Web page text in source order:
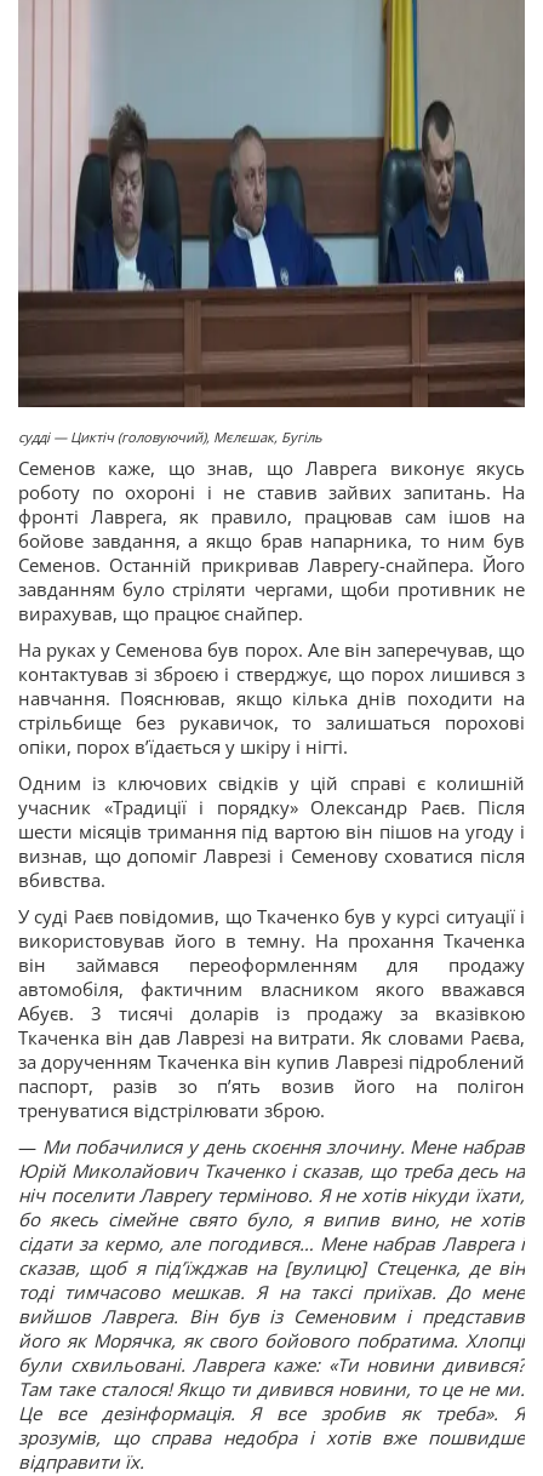
судді — Циктіч (головуючий), Мєлєшак, Бугіль
Семенов каже, що знав, що Лаврега виконує якусь
роботу по охороні і не ставив зайвих запитань. На
фронті Лаврега, як правило, працював сам ішов на
бойове завдання, а якщо брав напарника, то ним був
Семенов. Останній прикривав Лаврегу-снайпера. Його
завданням було стріляти чергами, щоби противник не
вирахував, що працює снайпер.
На руках у Семенова був порох. Але він заперечував, що
контактував зі зброєю і стверджує, що порох лишився з
навчання. Пояснював, якщо кілька днів походити на
стрільбище без рукавичок, то залишаться порохові
опіки, порох вʼїдається у шкіру і нігті.
Одним із ключових свідків у цій справі є колишній
учасник «Традиції і порядку» Олександр Раєв. Після
шести місяців тримання під вартою він пішов на угоду і
визнав, що допоміг Лаврезі і Семенову сховатися після
вбивства.
У суді Раєв повідомив, що Ткаченко був у курсі ситуації і
використовував його в темну. На прохання Ткаченка
він займався переоформленням для продажу
автомобіля, фактичним власником якого вважався
Абуєв. 3 тисячі доларів із продажу за вказівкою
Ткаченка він дав Лаврезі на витрати. Як словами Раєва,
за дорученням Ткаченка він купив Лаврезі підроблений
паспорт, разів зо пʼять возив його на полігон
тренуватися відстрілювати зброю.
— Ми побачилися у день скоєння злочину. Мене набрав
Юрій Миколайович Ткаченко і сказав, що треба десь на
ніч поселити Лаврегу терміново. Я не хотів нікуди їхати,
бо якесь сімейне свято було, я випив вино, не хотів
сідати за кермо, але погодився… Мене набрав Лаврега і
сказав, щоб я підʼїжджав на [вулицю] Стеценка, де він
тоді тимчасово мешкав. Я на таксі приїхав. До мене
вийшов Лаврега. Він був із Семеновим і представив
його як Морячка, як свого бойового побратима. Хлопці
були схвильовані. Лаврега каже: «Ти новини дивився?
Там таке сталося! Якщо ти дивився новини, то це не ми.
Це все дезінформація. Я все зробив як треба». Я
зрозумів, що справа недобра і хотів вже пошвидше
відправити їх.